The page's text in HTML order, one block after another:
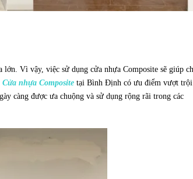
Vì vậy, việc sử dụng cửa nhựa Composite sẽ giúp
Cửa nhựa Composite tại Bình Định có ưu điểm vượt trội
càng được ưa chuộng và sử dụng rộng rãi trong các